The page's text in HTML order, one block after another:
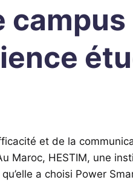
et de la
Maroc, HESTIM, une
a choisi Power